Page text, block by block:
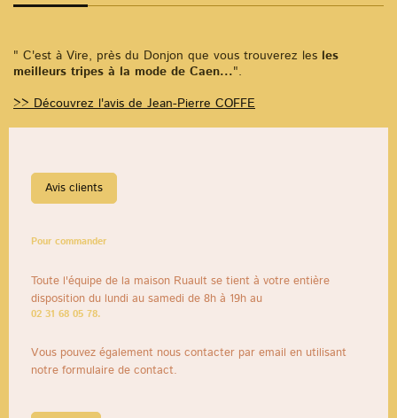
" C'est à Vire, près du Donjon que vous trouverez les les
meilleurs tripes à la mode de Caen...".
>> Découvrez l'avis de Jean-Pierre COFFE
Avis clients
Pour commander
Toute l'équipe de la maison Ruault se tient à votre entière
disposition du lundi au samedi de 8h à 19h au
02 31 68 05 78.
Vous pouvez également nous contacter par email en utilisant
notre formulaire de contact.